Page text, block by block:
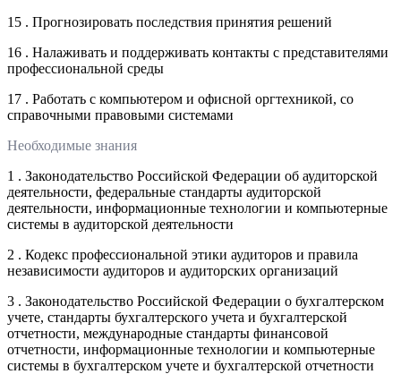
15 . Прогнозировать последствия принятия решений
16 . Налаживать и поддерживать контакты с представителями
профессиональной среды
17 . Работать с компьютером и офисной оргтехникой, со
справочными правовыми системами
Необходимые знания
1 . Законодательство Российской Федерации об аудиторской
деятельности, федеральные стандарты аудиторской
деятельности, информационные технологии и компьютерные
системы в аудиторской деятельности
2 . Кодекс профессиональной этики аудиторов и правила
независимости аудиторов и аудиторских организаций
3 . Законодательство Российской Федерации о бухгалтерском
учете, стандарты бухгалтерского учета и бухгалтерской
отчетности, международные стандарты финансовой
отчетности, информационные технологии и компьютерные
системы в бухгалтерском учете и бухгалтерской отчетности